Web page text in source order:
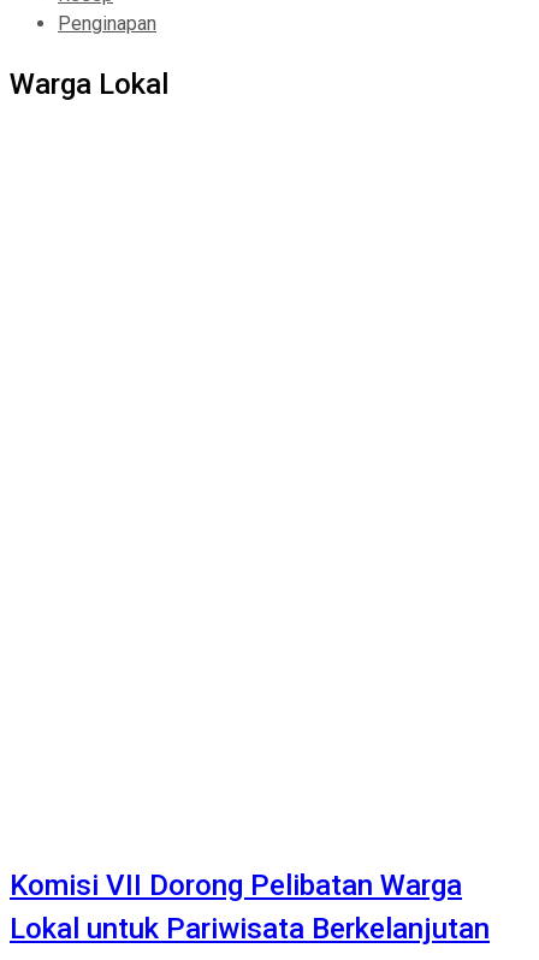
Penginapan
Warga Lokal
Komisi VII Dorong Pelibatan Warga
Lokal untuk Pariwisata Berkelanjutan